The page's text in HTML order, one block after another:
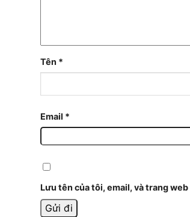
Tên *
Email *
Lưu tên của tôi, email, và trang